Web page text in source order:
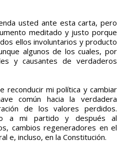
usted ante esta carta, pero
meditado y justo porque
ellos involuntarios y producto
algunos de los cuales, por
y causantes de verdaderos
reconducir mi política y cambiar
común hacia la verdadera
de los valores perdidos.
a mi partido y después al
cambios regeneradores en el
e, incluso, en la Constitución.